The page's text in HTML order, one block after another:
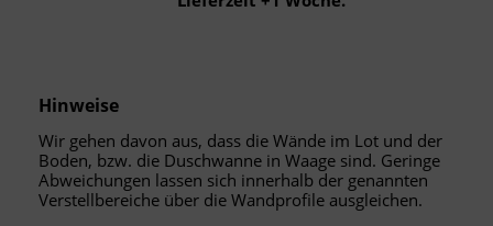
Hinweise
Wir gehen davon aus, dass die Wände im Lot und der
Boden, bzw. die Duschwanne in Waage sind. Geringe
Abweichungen lassen sich innerhalb der genannten
Verstellbereiche über die Wandprofile ausgleichen.